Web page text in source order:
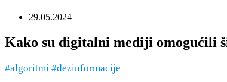
29.05.2024
Kako su digitalni mediji omogućili
#algoritmi #dezinformacije